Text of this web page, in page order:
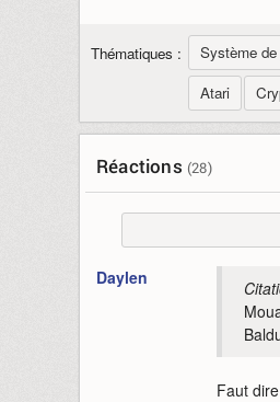
Thématiques : Système
Atari
Réactions (28)
Daylen
Faut